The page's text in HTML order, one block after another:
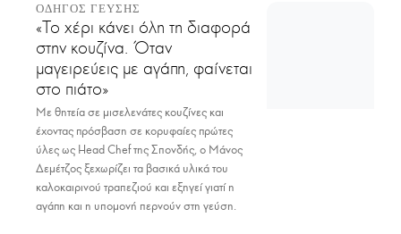
ΟΔΗΓΟΣ ΓΕΥΣΗΣ
«Το χέρι κάνει όλη τη διαφορά
στην κουζίνα. Όταν
μαγειρεύεις με αγάπη, φαίνεται
στο πιάτο»
Με θητεία σε μισελενάτες κουζίνες και
έχοντας πρόσβαση σε κορυφαίες πρώτες
ύλες ως Head Chef της Σπονδής, ο Μάνος
Δεμέτζος ξεχωρίζει τα βασικά υλικά του
καλοκαιρινού τραπεζιού και εξηγεί γιατί η
αγάπη και η υπομονή περνούν στη γεύση.